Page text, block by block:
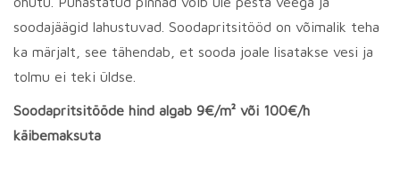
soodajäägid lahustuvad. Soodapritsitööd on võimalik teha
ka märjalt, see tähendab, et sooda joale lisatakse vesi ja
tolmu ei teki üldse.
Soodapritsitööde hind algab 9€/m² või 100€/h
käibemaksuta